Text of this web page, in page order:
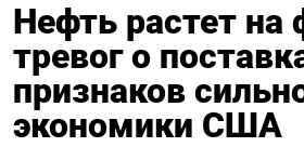
Нефть растет на
тревог о
признаков
экономики США